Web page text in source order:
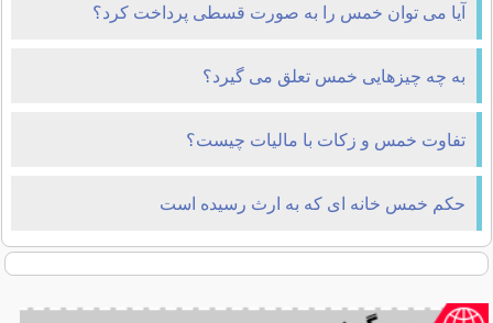
آیا می توان خمس را به صورت قسطی پرداخت کرد؟
به چه چیزهایی خمس تعلق می گیرد؟
تفاوت خمس و زكات با ماليات چیست؟
حکم خمس خانه ای که به ارث رسیده است